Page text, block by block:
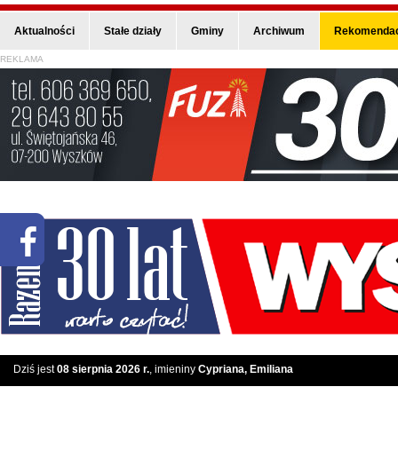
Aktualności Stałe działy Gminy Archiwum
REKLAMA
Dziś jest08 sierpnia 2026 r., imieniny Cypriana, Emiliana